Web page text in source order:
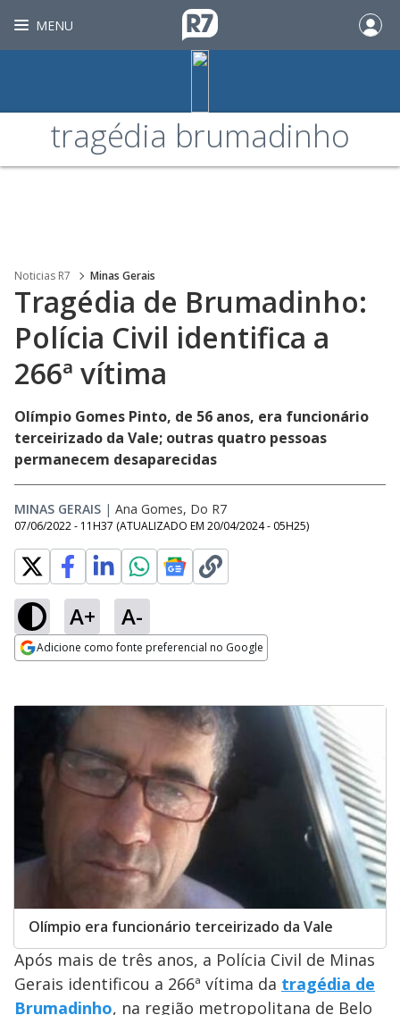
MENU
tragédia brumadinho
Noticias R7 Minas Gerais
Tragédia de Brumadinho:
Polícia Civil identifica a
266ª vítima
Olímpio Gomes Pinto, de 56 anos, era funcionário
terceirizado da Vale; outras quatro pessoas
permanecem desaparecidas
MINAS GERAIS | Ana Gomes, Do R7
07/06/2022 - 11H37 (ATUALIZADO EM 20/04/2024 - 05H25)
A+ A-
Adicione como fonte preferencial no Google
Olímpio era funcionário terceirizado da Vale
Após mais de três anos, a Polícia Civil de Minas
Gerais identificou a 266ª vítima da tragédia de
Brumadinho, na região metropolitana de Belo